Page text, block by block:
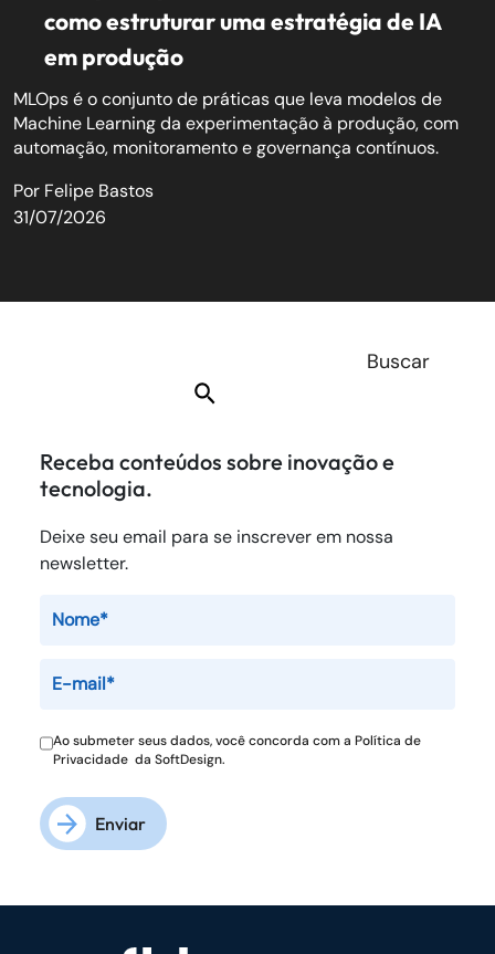
como estruturar uma estratégia de IA
em produção
MLOps é o conjunto de práticas que leva modelos de
Machine Learning da experimentação à produção, com
automação, monitoramento e governança contínuos.
Por Felipe Bastos
31/07/2026
Receba conteúdos sobre inovação e
tecnologia.
Deixe seu email para se inscrever em nossa
newsletter.
Ao submeter seus dados, você concorda com a Política de
Privacidade da SoftDesign.
Enviar